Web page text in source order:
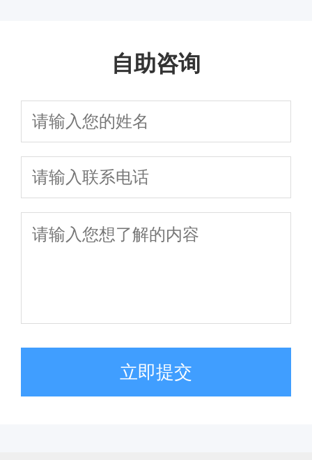
争夺及财产分割
子抚养权归属
养及债务处理要
孩子抚养权的这几
自助咨询
立即提交